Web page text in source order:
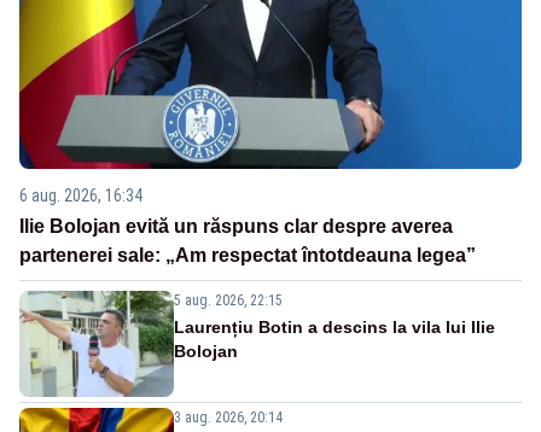
6 aug. 2026, 16:34
Ilie Bolojan evită un răspuns clar despre averea
partenerei sale: „Am respectat întotdeauna legea”
5 aug. 2026, 22:15
Laurențiu Botin a descins la vila lui Ilie
Bolojan
3 aug. 2026, 20:14